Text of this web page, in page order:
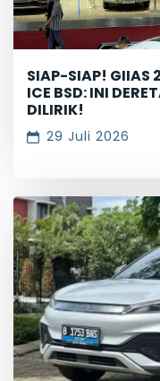
SIAP-SIAP! GIIAS
ICE BSD: INI
DILIRIK!
29 Juli 2026